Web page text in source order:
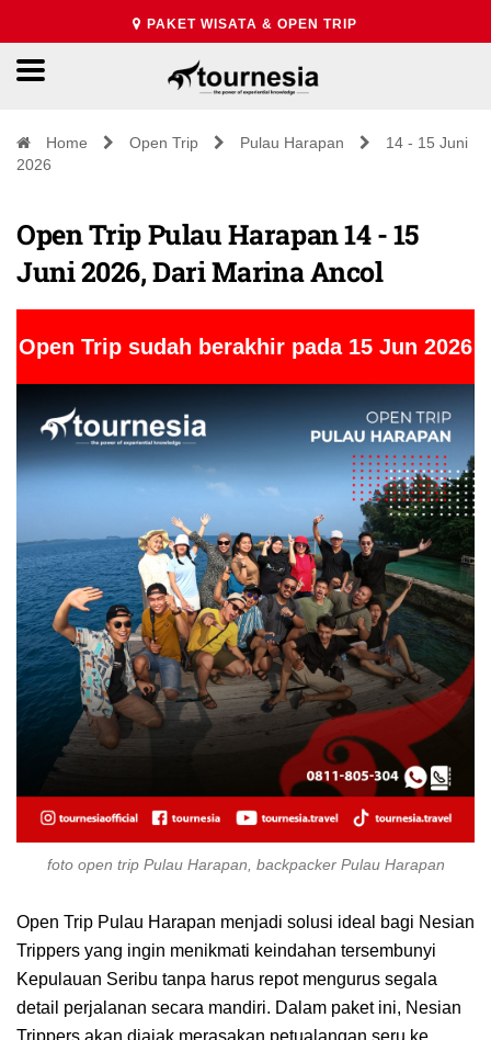
PAKET WISATA & OPEN TRIP
Home Open Trip Pulau Harapan
14 - 15 Juni
2026
Open Trip Pulau Harapan 14 - 15
Juni 2026, Dari Marina Ancol
Open Trip sudah berakhir pada 15 Jun 2026
foto open trip Pulau Harapan, backpacker Pulau Harapan
Open Trip Pulau Harapan menjadi solusi ideal bagi Nesian
Trippers yang ingin menikmati keindahan tersembunyi
Kepulauan Seribu tanpa harus repot mengurus segala
detail perjalanan secara mandiri. Dalam paket ini, Nesian
Trippers akan diajak merasakan petualangan seru ke